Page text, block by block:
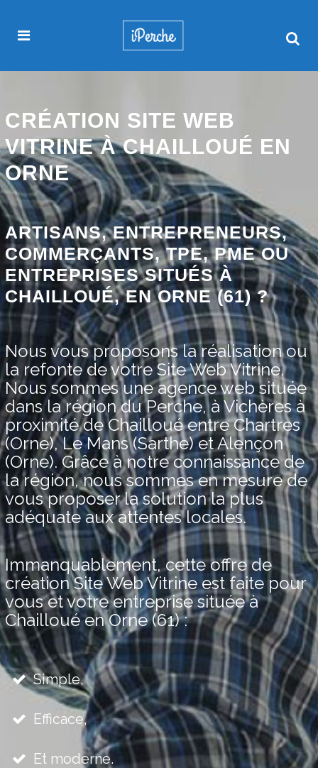
CRÉATION SITE WEB
VITRINE À CHAILLOUÉ EN
ORNE
ARTISANS, ENTREPRENEURS,
COMMERÇANTS, TPE, PME OU
ENTREPRISES SITUÉS À
CHAILLOUÉ, EN ORNE (61) ?
Nous vous proposons la réalisation ou
la refonte de votre Site Web Vitrine.
Nous sommes une agence web située
dans la région du Perche, à Vichères à
proximité de Chailloué entre Chartres
(Orne), Le Mans (Sarthe) et Alençon
(Orne). Grâce à notre connaissance de
la région, nous sommes en mesure de
vous proposer la solution la plus
adéquate aux attentes locales.
Immanquablement, cette offre de
création Site Web Vitrine est faite pour
vous et votre entreprise située à
Chailloué en Orne (61) :
Simple,
Efficace,
Et moderne.